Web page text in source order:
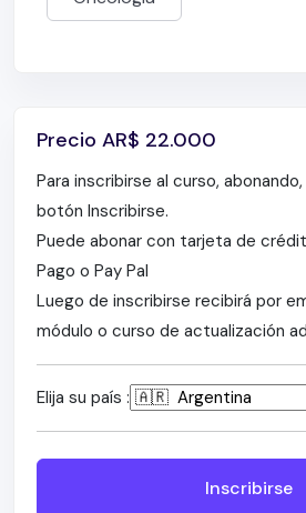
mama Dr. Silvina Lemoine
Turek
Aspectos psicosociales del
cáncer de mama Lic. Flavia
Cáncer de mama
Cáncer de mama ER2
Alfie
Cáncer de mama triple
Precio AR$ 22.000
Para inscribirse al curso,
botón Inscribirse.
Puede abonar con tarjeta de
Pago o Pay Pal
Luego de inscribirse recibirá por
módulo o curso de actualización
Elija su país :
Inscribirse